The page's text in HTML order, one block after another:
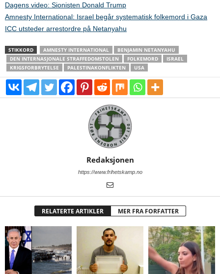
Dagens video: Sionisten Donald Trump
Amnesty International: Israel begår systematisk folkemord i Gaza
ICC utsteder arrestordre på Netanyahu
STIKKORD AMNESTY INTERNATIONAL
BENJAMIN NETANYAHU
DEN INTERNASJONALE STRAFFEDOMSTOLEN
FOLKEMORD
ISRAEL
KRIGSFORBRYTELSE
PALESTINAKONFLIKTEN USA
Redaksjonen
https://www.frihetskamp.no
RELATERTE ARTIKLER MER FRA FORFATTER